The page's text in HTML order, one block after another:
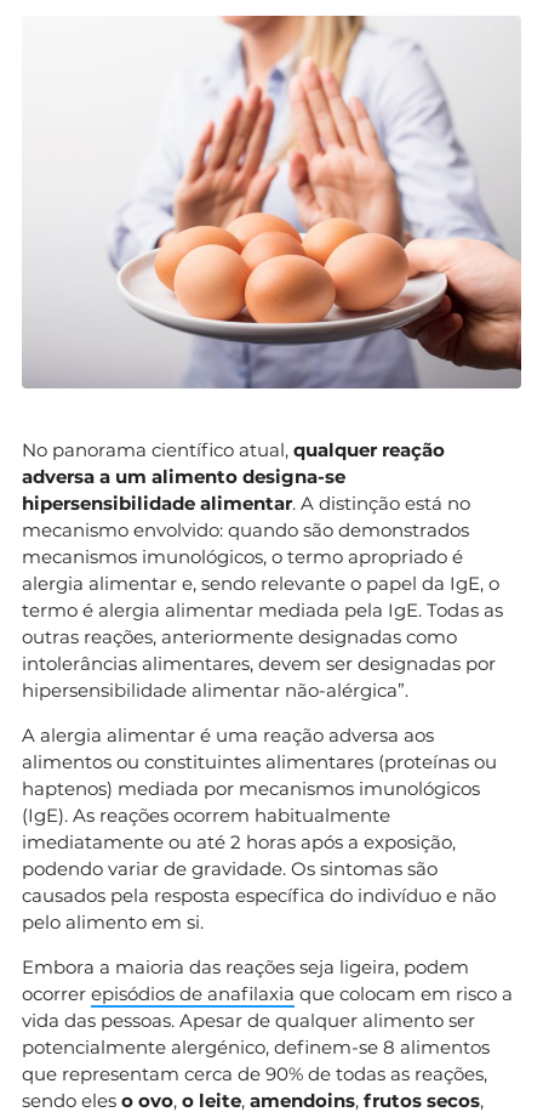
No panorama científico atual, qualquer reação
adversa a um alimento designa-se
hipersensibilidade alimentar. A distinção está no
mecanismo envolvido: quando são demonstrados
mecanismos imunológicos, o termo apropriado é
alergia alimentar e, sendo relevante o papel da IgE, o
termo é alergia alimentar mediada pela IgE. Todas as
outras reações, anteriormente designadas como
intolerâncias alimentares, devem ser designadas por
hipersensibilidade alimentar não-alérgica”.
A alergia alimentar é uma reação adversa aos
alimentos ou constituintes alimentares (proteínas ou
haptenos) mediada por mecanismos imunológicos
(IgE). As reações ocorrem habitualmente
imediatamente ou até 2 horas após a exposição,
podendo variar de gravidade. Os sintomas são
causados pela resposta específica do indivíduo e não
pelo alimento em si.
Embora a maioria das reações seja ligeira, podem
ocorrer episódios de anafilaxia que colocam em risco a
vida das pessoas. Apesar de qualquer alimento ser
potencialmente alergénico, definem-se 8 alimentos
que representam cerca de 90% de todas as reações,
sendo eles o ovo, o leite, amendoins, frutos secos,